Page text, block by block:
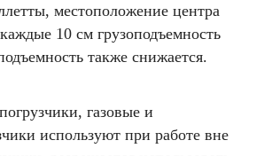
местоположение центра
10 см грузоподъемность
также снижается.
газовые и
используют при работе вне